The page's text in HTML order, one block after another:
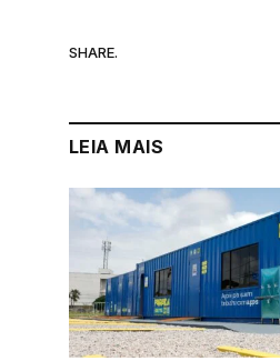
SHARE.
LEIA MAIS